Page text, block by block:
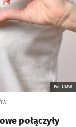
Fot. UMW
połączyły